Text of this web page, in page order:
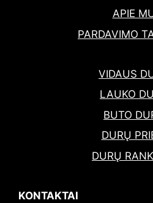
APIE
PARDAVIMO
VIDAUS
LAUKO
BUTO
DURŲ
DURŲ
KONTAKTAI